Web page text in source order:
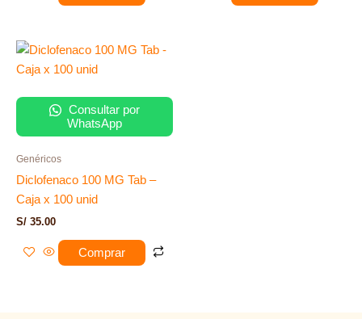
Consultar por
WhatsApp
Genéricos
Diclofenaco 100 MG Tab –
Caja x 100 unid
S/ 35.00
Comprar